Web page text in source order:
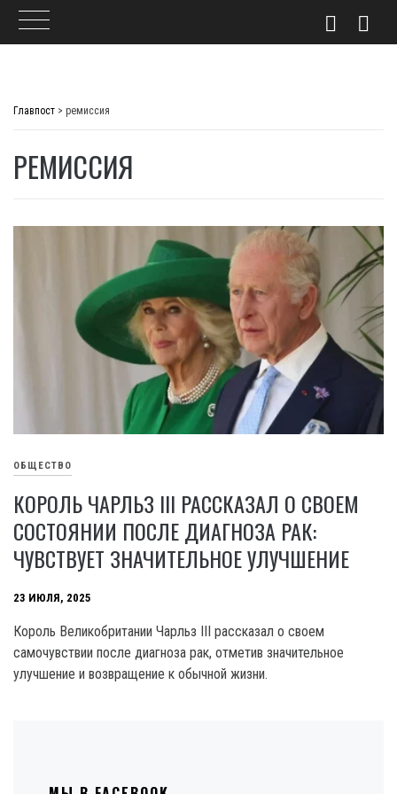
Главпост > ремиссия
РЕМИССИЯ
ОБЩЕСТВО
КОРОЛЬ ЧАРЛЬЗ III РАССКАЗАЛ О СВОЕМ
СОСТОЯНИИ ПОСЛЕ ДИАГНОЗА РАК:
ЧУВСТВУЕТ ЗНАЧИТЕЛЬНОЕ УЛУЧШЕНИЕ
23 ИЮЛЯ, 2025
Король Великобритании Чарльз III рассказал о своем
самочувствии после диагноза рак, отметив значительное
улучшение и возвращение к обычной жизни.